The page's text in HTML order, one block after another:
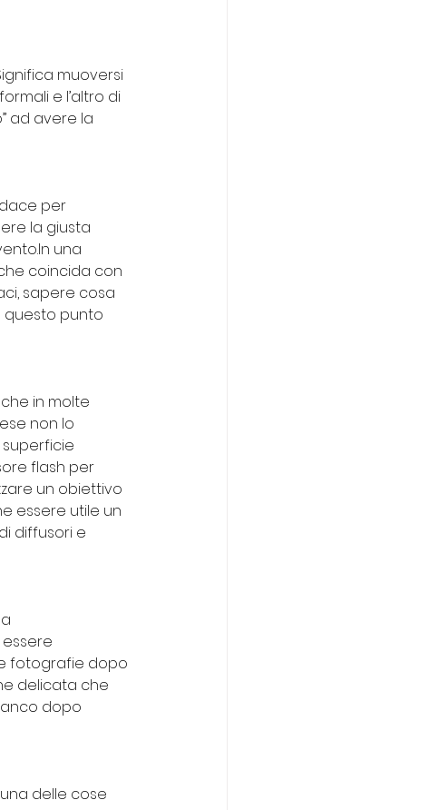
muoversi
e l’altro di
ad avere la
per
la giusta
una
coincida con
sapere cosa
questo punto
in molte
non lo
flash per
un obiettivo
essere utile un
diffusori e
fotografie dopo
delicata che
dopo
delle cose